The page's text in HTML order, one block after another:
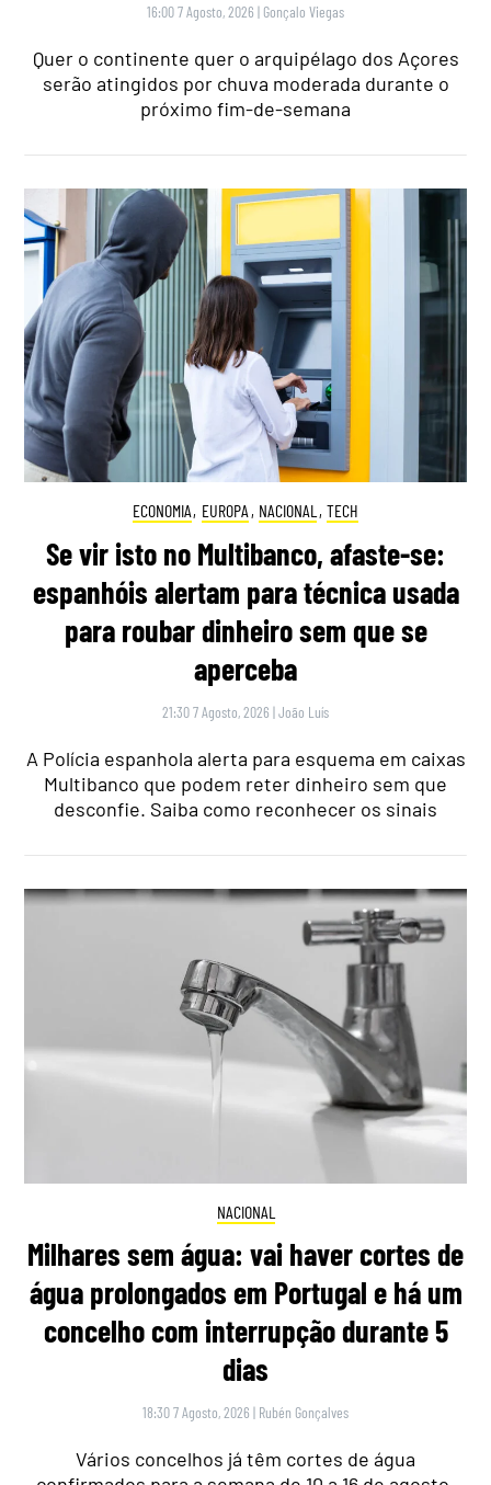
16:00 7 Agosto, 2026 | Gonçalo Viegas
Quer o continente quer o arquipélago dos Açores
serão atingidos por chuva moderada durante o
próximo fim-de-semana
ECONOMIA, EUROPA , NACIONAL , TECH
Se vir isto no Multibanco, afaste-se:
espanhóis alertam para técnica usada
para roubar dinheiro sem que se
aperceba
21:30 7 Agosto, 2026 |João Luís
A Polícia espanhola alerta para esquema em caixas
Multibanco que podem reter dinheiro sem que
desconfie. Saiba como reconhecer os sinais
NACIONAL
Milhares sem água: vai haver cortes de
água prolongados em Portugal e há um
concelho com interrupção durante 5
dias
18:30 7 Agosto, 2026 | Rubén Gonçalves
Vários concelhos já têm cortes de água